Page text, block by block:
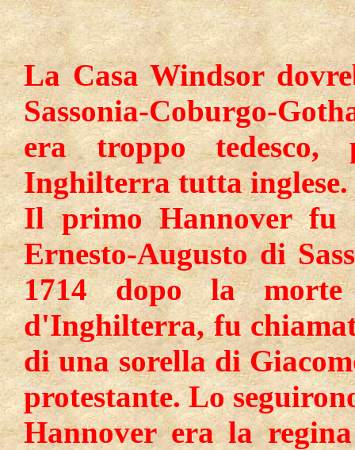
La Casa Windsor
Sassonia-Coburgo-
era troppo
Inghilterra tutta inglese.
Il primo Hannover fu
Ernesto-Augusto di
1714 dopo la
d'Inghilterra, fu
di una sorella di
protestante. Lo
Hannover era la